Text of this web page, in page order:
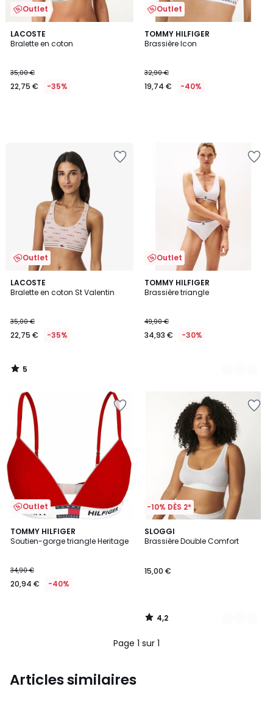
Outlet
LACOSTE
Bralette en coton
35,00 €
22,75 € -35%
Outlet
TOMMY HILFIGER
Brassière Icon
32,90 €
19,74 € -40%
Outlet
LACOSTE
Bralette en coton St Valentin
35,00 €
22,75 € -35%
5
/
5
/
Outlet
TOMMY HILFIGER
Brassière triangle
49,90 €
34,93 € -30%
2
Couleurs
Outlet
TOMMY HILFIGER
Soutien-gorge triangle Heritage
34,90 €
20,94 € -40%
-10% DÈS 2*
SLOGGI
Brassière Double Comfort
15,00 €
4,2
/ 5
2
Couleurs
4,2
/
Page 1 sur 1
Articles similaires